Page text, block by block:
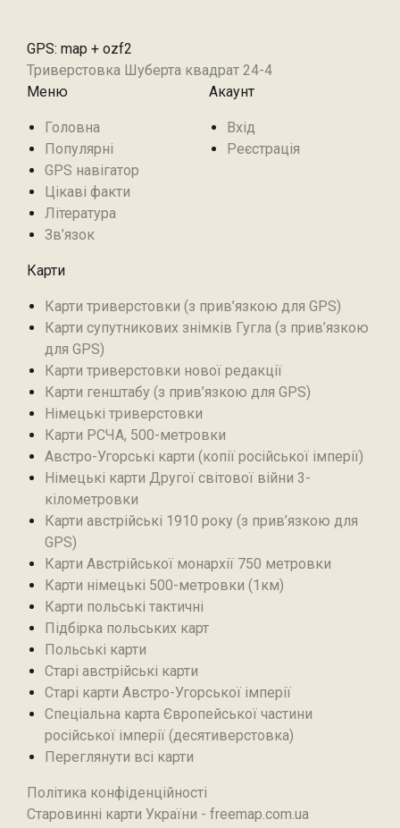
GPS: map + ozf2
Триверстовка Шуберта квадрат 24-4
Меню
Головна
Популярні
GPS навігатор
Цікаві факти
Література
Зв’язок
Акаунт
Вхід
Реєстрація
Карти
Карти триверстовки (з прив’язкою для GPS)
Карти супутникових знімків Гугла (з прив’язкою
для GPS)
Карти триверстовки нової редакції
Карти генштабу (з прив’язкою для GPS)
Німецькі триверстовки
Карти РСЧА, 500-метровки
Австро-Угорські карти (копії російської імперії)
Німецькі карти Другої світової війни 3-
кілометровки
Карти австрійські 1910 року (з прив’язкою для
GPS)
Карти Австрійської монархії 750 метровки
Карти німецькі 500-метровки (1км)
Карти польські тактичні
Підбірка польських карт
Польські карти
Старі австрійські карти
Старі карти Австро-Угорської імперії
Спеціальна карта Європейської частини
російської імперії (десятиверстовка)
Переглянути всі карти
Політика конфіденційності
Старовинні карти України - freemap.com.ua